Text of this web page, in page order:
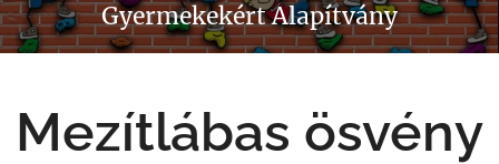
Gyermekekért Alapítvány
Mezítlábas ösvény